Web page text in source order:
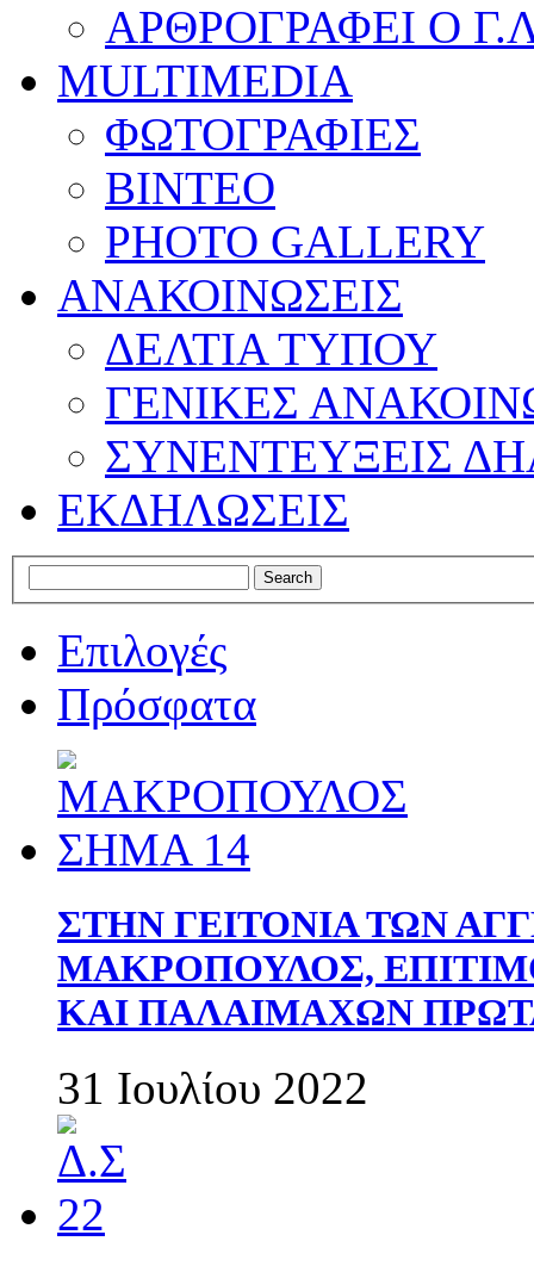
ΑΡΘΡΟΓΡΑΦΕΙ Ο
MULTIMEDIA
ΦΩΤΟΓΡΑΦΙΕΣ
ΒΙΝΤΕΟ
PHOTO GALLERY
ΑΝΑΚΟΙΝΩΣΕΙΣ
ΔΕΛΤΙΑ ΤΥΠΟΥ
ΓΕΝΙΚΕΣ
ΣΥΝΕΝΤΕΥΞΕΙΣ
ΕΚΔΗΛΩΣΕΙΣ
Επιλογές
Πρόσφατα
ΣΤΗΝ ΓΕΙΤΟΝΙΑ ΤΩΝ
ΜΑΚΡΟΠΟΥΛΟΣ,
ΚΑΙ ΠΑΛΑΙΜΑΧΩΝ
31 Ιουλίου 2022